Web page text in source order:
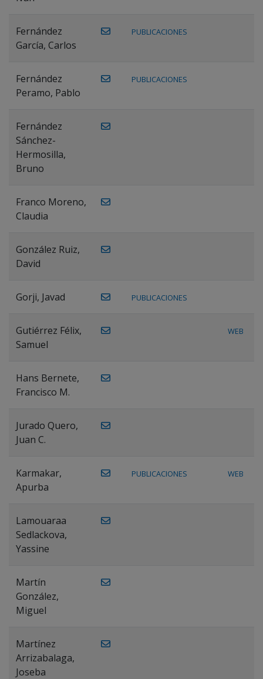
Fernández
García, Carlos
PUBLICACIONES
Fernández
Peramo, Pablo
PUBLICACIONES
Fernández
Sánchez-
Hermosilla,
Bruno
Franco Moreno,
Claudia
González Ruiz,
David
Gorji, Javad PUBLICACIONES
Gutiérrez Félix,
Samuel
WEB
Hans Bernete,
Francisco M.
Jurado Quero,
Juan C.
Karmakar,
Apurba
PUBLICACIONES WEB
Lamouaraa
Sedlackova,
Yassine
Martín
González,
Miguel
Martínez
Arrizabalaga,
Joseba